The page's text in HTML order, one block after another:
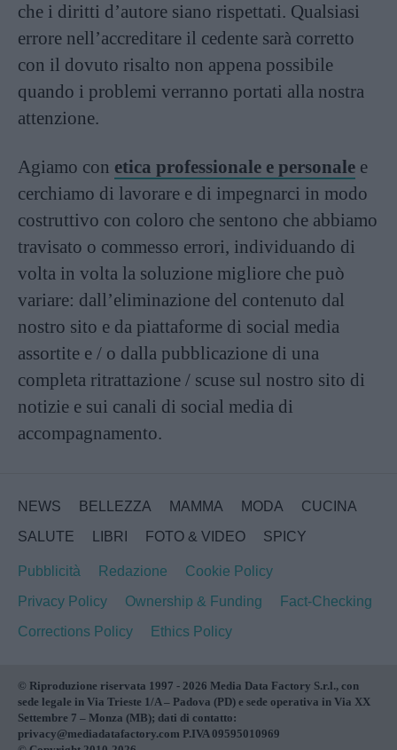
che i diritti d’autore siano rispettati. Qualsiasi
errore nell’accreditare il cedente sarà corretto
con il dovuto risalto non appena possibile
quando i problemi verranno portati alla nostra
attenzione.
Agiamo con etica professionale e personale e
cerchiamo di lavorare e di impegnarci in modo
costruttivo con coloro che sentono che abbiamo
travisato o commesso errori, individuando di
volta in volta la soluzione migliore che può
variare: dall’eliminazione del contenuto dal
nostro sito e da piattaforme di social media
assortite e / o dalla pubblicazione di una
completa ritrattazione / scuse sul nostro sito di
notizie e sui canali di social media di
accompagnamento.
NEWS BELLEZZA MAMMA MODA
CUCINA
SALUTE
LIBRI FOTO & VIDEO SPICY
Pubblicità Redazione
Cookie Policy
Privacy Policy
Ownership & Funding
Fact-Checking
Corrections Policy
Ethics Policy
© Riproduzione riservata 1997 - 2026 Media Data Factory S.r.l., con
sede legale in Via Trieste 1/A – Padova (PD) e sede operativa in Via XX
Settembre 7 – Monza (MB); dati di contatto:
privacy@mediadatafactory.com P.IVA 09595010969